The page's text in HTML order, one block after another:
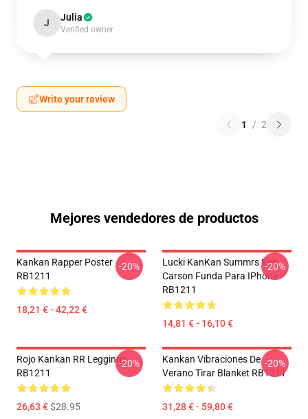
J Julia
Verified owner
Write your review
1 / 2
Mejores vendedores de productos
Kankan Rapper Poster
RB1211
18,21 € - 42,22 €
-20%
Lucki KanKan Summrs Ken
Carson Funda Para IPhone
RB1211
14,81 € - 16,10 €
-20%
Rojo Kankan RR Leggings
RB1211
26,63 €$28.95
-20%
Kankan Vibraciones De
Verano Tirar Blanket RB1211
31,28 € - 59,80 €
-20%